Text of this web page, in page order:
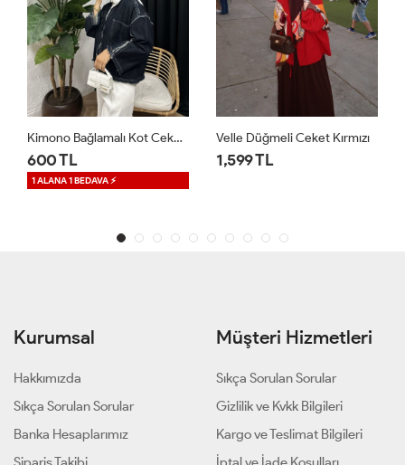
Velle Düğmeli Ceket Kırmızı
1,599 TL
Regalia Denim Ceket Mavi
1,699 TL
Kurumsal
Hakkımızda
Sıkça Sorulan Sorular
Banka Hesaplarımız
Müşteri Hizmetleri
Sıkça Sorulan Sorular
Gizlilik ve Kvkk Bilgileri
Kargo ve Teslimat Bilgileri